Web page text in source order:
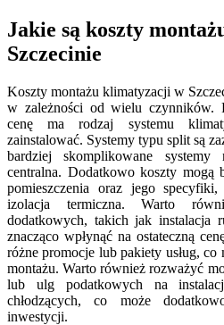
Jakie są koszty
Szczecinie
Koszty montażu klimatyzacji w
w zależności od wielu czynników.
cenę ma rodzaj systemu
zainstalować. Systemy typu split są
bardziej skomplikowane
centralna. Dodatkowo koszty mogą
pomieszczenia oraz jego
izolacja termiczna. Warto
dodatkowych, takich jak instalacja
znacząco wpłynąć na ostateczną
różne promocje lub pakiety usług,
montażu. Warto również rozważyć
lub ulg podatkowych na
chłodzących, co może
inwestycji.